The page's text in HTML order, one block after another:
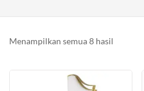
Menampilkan semua 8 hasil
yang